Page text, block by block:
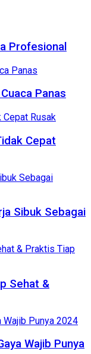
Profesional
Panas
Cepat
Sibuk Sebagai
Sehat &
Wajib Punya